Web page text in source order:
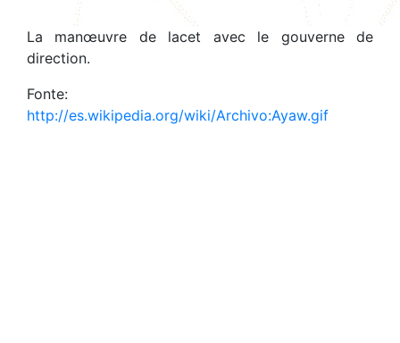
La manœuvre de lacet avec le gouverne de
direction.
Fonte:
http://es.wikipedia.org/wiki/Archivo:Ayaw.gif